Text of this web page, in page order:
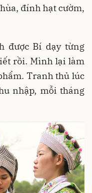
đính hạt cườm,
được Bí dạy từng
rồi. Mình lại làm
Tranh thủ lúc
nhập, mỗi tháng